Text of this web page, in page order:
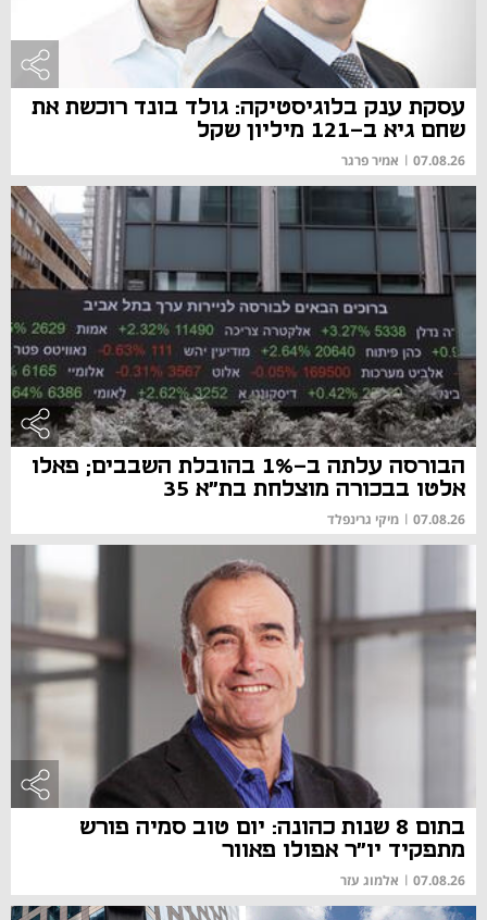
עסקת ענק בלוגיסטיקה: גולד בונד רוכשת את
שחם גיא ב-121 מיליון שקל
07.08.26
| אמיר פרגר
הבורסה עלתה ב-1% בהובלת השבבים; פאלו
אלטו בבכורה מוצלחת בת"א 35
07.08.26
| מיקי גרינפלד
בתום 8 שנות כהונה: יום טוב סמיה פורש
מתפקיד יו"ר אפולו פאוור
07.08.26
| אלמוג עזר